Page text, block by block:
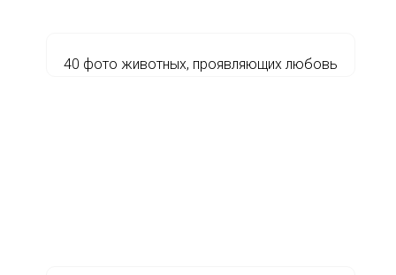
40 фото животных, проявляющих любовь